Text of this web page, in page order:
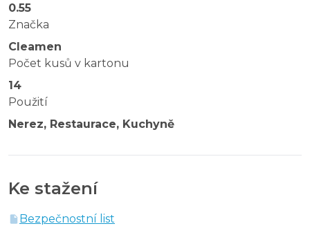
0.55
Značka
Cleamen
Počet kusů v kartonu
14
Použití
Nerez, Restaurace, Kuchyně
Ke stažení
Bezpečnostní list